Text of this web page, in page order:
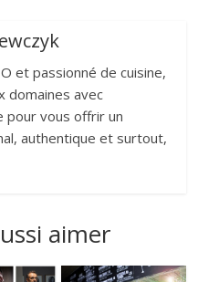
et passionné de cuisine,
domaines avec
pour vous offrir un
authentique et surtout,
aimer